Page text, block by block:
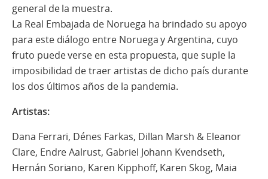
general de la muestra.
La Real Embajada de Noruega ha brindado su apoyo
para este diálogo entre Noruega y Argentina, cuyo
fruto puede verse en esta propuesta, que suple la
imposibilidad de traer artistas de dicho país durante
los dos últimos años de la pandemia.
Artistas:
Dana Ferrari, Dénes Farkas, Dillan Marsh & Eleanor
Clare, Endre Aalrust, Gabriel Johann Kvendseth,
Hernán Soriano, Karen Kipphoff, Karen Skog, Maia